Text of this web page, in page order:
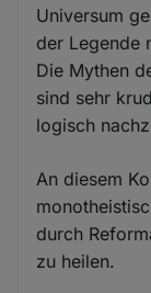
Universum
der Legende
Die Mythen
sind sehr
logisch
An diesem
durch
zu heilen.